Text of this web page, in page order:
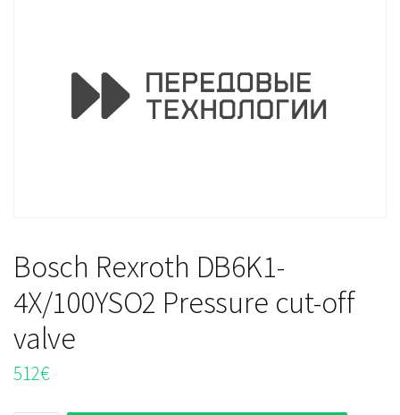
Bosch Rexroth DB6K1-
4X/100YSO2 Pressure cut-off
valve
512€